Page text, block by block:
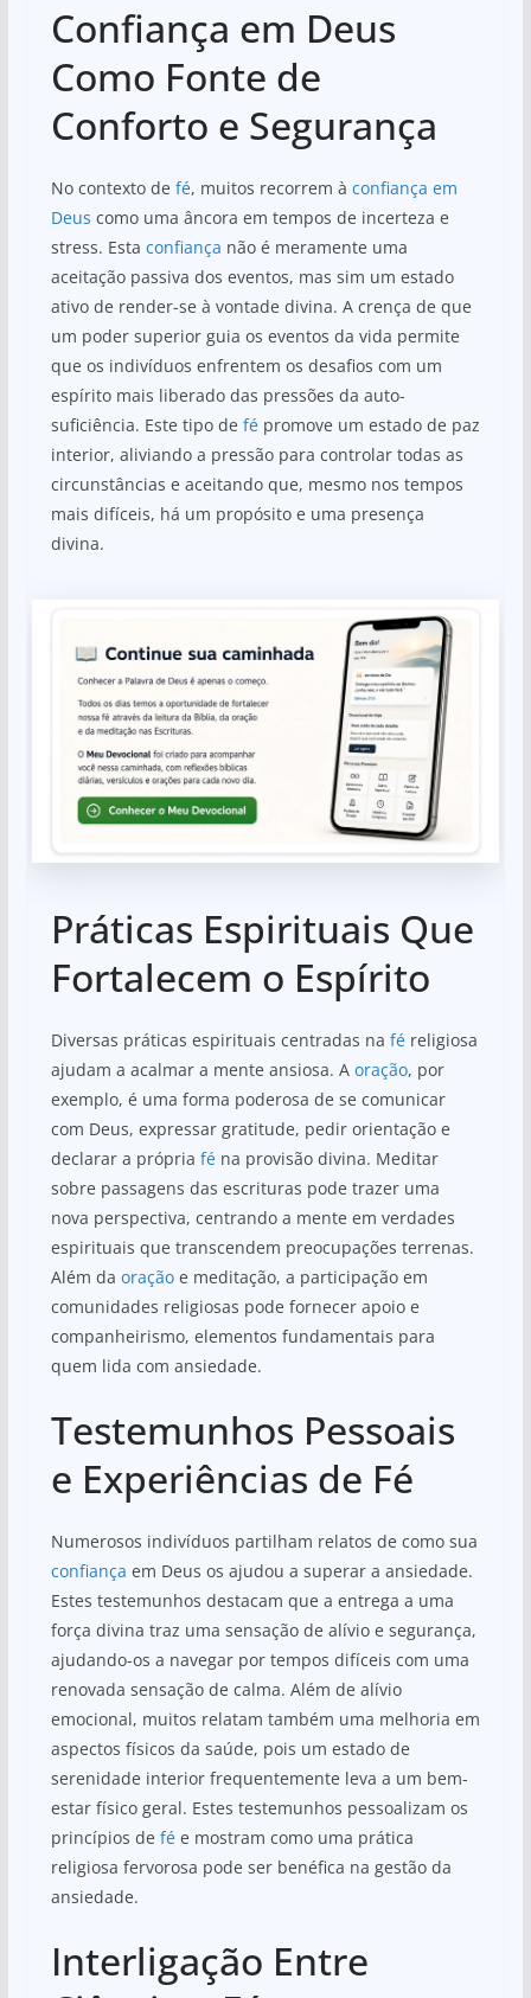
Confiança em Deus
Como Fonte de
Conforto e Segurança
No contexto de fé, muitos recorrem à confiança em
Deus como uma âncora em tempos de incerteza e
stress. Esta confiança não é meramente uma
aceitação passiva dos eventos, mas sim um estado
ativo de render-se à vontade divina. A crença de que
um poder superior guia os eventos da vida permite
que os indivíduos enfrentem os desafios com um
espírito mais liberado das pressões da auto-
suficiência. Este tipo de fépromove um estado de paz
interior, aliviando a pressão para controlar todas as
circunstâncias e aceitando que, mesmo nos tempos
mais difíceis, há um propósito e uma presença
divina.
Práticas Espirituais Que
Fortalecem o Espírito
Diversas práticas espirituais centradas na féreligiosa
ajudam a acalmar a mente ansiosa. A oração, por
exemplo, é uma forma poderosa de se comunicar
com Deus, expressar gratitude, pedir orientação e
declarar a própria féna provisão divina. Meditar
sobre passagens das escrituras pode trazer uma
nova perspectiva, centrando a mente em verdades
espirituais que transcendem preocupações terrenas.
Além da oraçãoe meditação, a participação em
comunidades religiosas pode fornecer apoio e
companheirismo, elementos fundamentais para
quem lida com ansiedade.
Testemunhos Pessoais
e Experiências de Fé
Numerosos indivíduos partilham relatos de como sua
confiança em Deus os ajudou a superar a ansiedade.
Estes testemunhos destacam que a entrega a uma
força divina traz uma sensação de alívio e segurança,
ajudando-os a navegar por tempos difíceis com uma
renovada sensação de calma. Além de alívio
emocional, muitos relatam também uma melhoria em
aspectos físicos da saúde, pois um estado de
serenidade interior frequentemente leva a um bem-
estar físico geral. Estes testemunhos pessoalizam os
princípios de fée mostram como uma prática
religiosa fervorosa pode ser benéfica na gestão da
ansiedade.
Interligação Entre